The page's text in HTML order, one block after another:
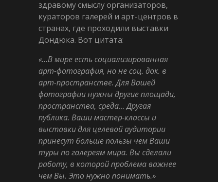
здравому смыслу организаторов,
кураторов галерей и арт-центров в
странах, где проходили выставки
Дондюка. Вот цитата:
«…В мире есть социализированная
арт-фотография, но не соц. док. в
арт-пространстве. Для Вашей
фотографии нужны другие площади,
пространства, среда… Другая
публика. Ваши мастер-классы и
выставки для целевой аудитории
принесут больше пользы чем Ваши
туры по галереям мира. Вы сделали
работу, в которой проблема важнее
чем Вы. Это нужно понимать.»